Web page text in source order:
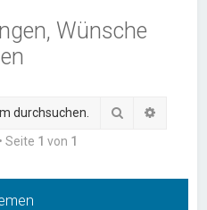
Wünsche
Suche
Seite 1 von 1